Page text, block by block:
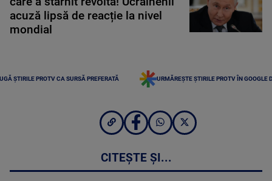
acuză lipsă de reacție la nivel
mondial
ȘTIRILE PROTV CA SURSĂ PREFERATĂ URMĂREȘTE ȘTIRILE PROTV ÎN GOOGLE
CITEȘTE ȘI...